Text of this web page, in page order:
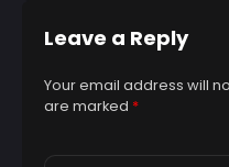
Leave a Reply
Your email address will
are marked *